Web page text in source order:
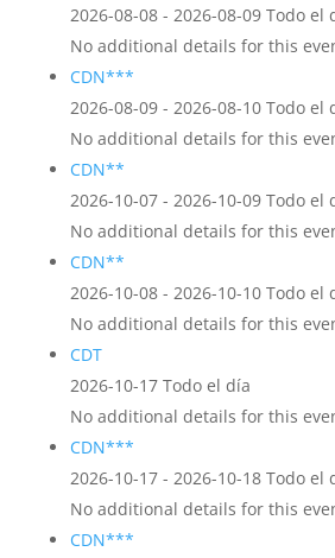
2026-08-08 - 2026-08-09 Todo el
No additional details for this
CDN***
2026-08-09 - 2026-08-10 Todo el
No additional details for this
CDN**
2026-10-07 - 2026-10-09 Todo el
No additional details for this
CDN**
2026-10-08 - 2026-10-10 Todo el
No additional details for this
CDT
2026-10-17 Todo el día
No additional details for this
CDN***
2026-10-17 - 2026-10-18 Todo el
No additional details for this
CDN***